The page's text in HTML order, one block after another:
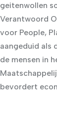
geitenwollen
Verantwoord
voor People,
aangeduid als
de mensen in
bevordert